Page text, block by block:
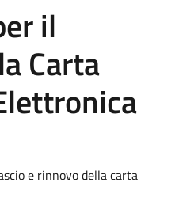
il
Carta
e rinnovo della carta